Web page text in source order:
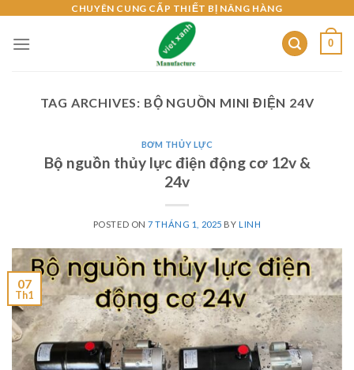
content
CHUYÊN CUNG CẤP THIẾT BỊ NÂNG HÀNG
0
TAG ARCHIVES: BỘ NGUỒN MINI ĐIỆN 24V
BƠM THỦY LỰC
Bộ nguồn thủy lực điện động cơ 12v &
24v
POSTED ON7 THÁNG 1, 2025 BY LINH
07
Th1